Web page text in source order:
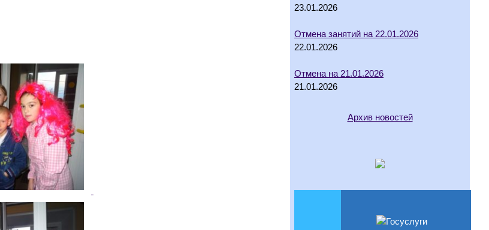
23.01.2026
Отмена занятий на 22.01.2026
22.01.2026
Отмена на 21.01.2026
21.01.2026
Архив новостей